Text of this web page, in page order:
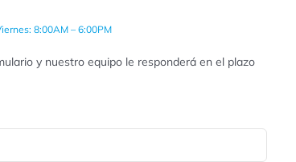
8:00AM – 6:00PM
y nuestro equipo le responderá en el plazo